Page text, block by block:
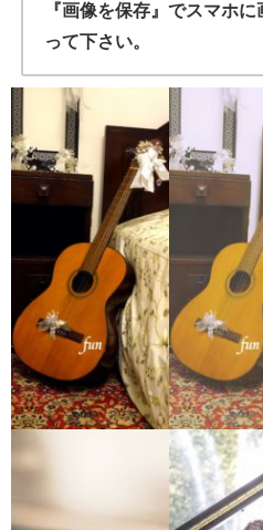
『画像を保存』でスマホ
って下さい。